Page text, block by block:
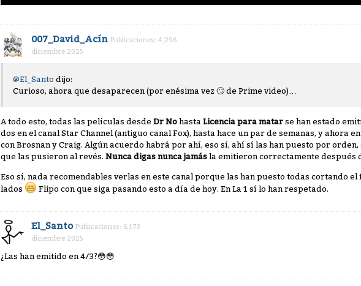
007_David_Acín Publicaciones: 4,296
diciembre 2025
@El_Santo dijo:
Curioso, ahora que desaparecen (por enésima vez 🙄 de Prime video)…
A todo esto, todas las películas desde Dr No hasta Licencia para matar se han estado
dos en el canal Star Channel (antiguo canal Fox), hasta hace un par de semanas, y ahora
con Brosnan y Craig. Algún acuerdo habrá por ahí, eso sí, ahí sí las han puesto por orden,
que las pusieron al revés. Nunca digas nunca jamás la emitieron correctamente después
Eso sí, nada recomendables verlas en este canal porque las han puesto todas cortando
lados
Flipo con que siga pasando esto a día de hoy. En La 1 sí lo han respetado.
El_Santo Publicaciones: 6,173
diciembre 2025
¿Las han emitido en 4/3?😳😳